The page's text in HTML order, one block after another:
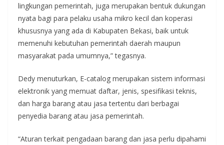
lingkungan pemerintah, juga merupakan bentuk dukungan
nyata bagi para pelaku usaha mikro kecil dan koperasi
khususnya yang ada di Kabupaten Bekasi, baik untuk
memenuhi kebutuhan pemerintah daerah maupun
masyarakat pada umumnya,” tegasnya.
Dedy menuturkan, E-catalog merupakan sistem informasi
elektronik yang memuat daftar, jenis, spesifikasi teknis,
dan harga barang atau jasa tertentu dari berbagai
penyedia barang atau jasa pemerintah.
“Aturan terkait pengadaan barang dan jasa perlu dipahami